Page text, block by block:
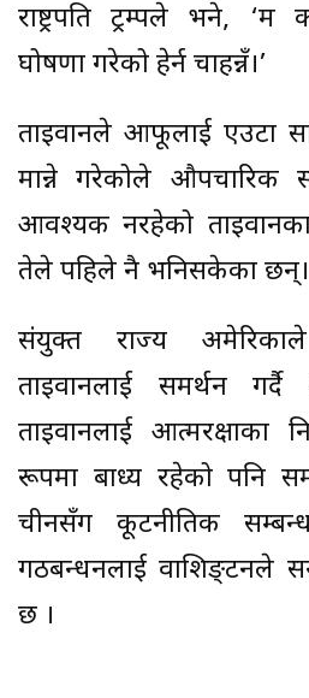
राष्ट्रपति ट्रम्पले भने,
घोषणा गरेको हेर्न चाहन्नँ।’
ताइवानले आफूलाई एउटा
मान्ने गरेकोले औपचारिक
आवश्यक नरहेको ताइवानका
तेले पहिले नै भनिसकेका छन्।
संयुक्त राज्य
ताइवानलाई समर्थन
ताइवानलाई आत्मरक्षाका
रूपमा बाध्य रहेको पनि
चीनसँग कूटनीतिक
गठबन्धनलाई वाशिङ्टनले
छ ।